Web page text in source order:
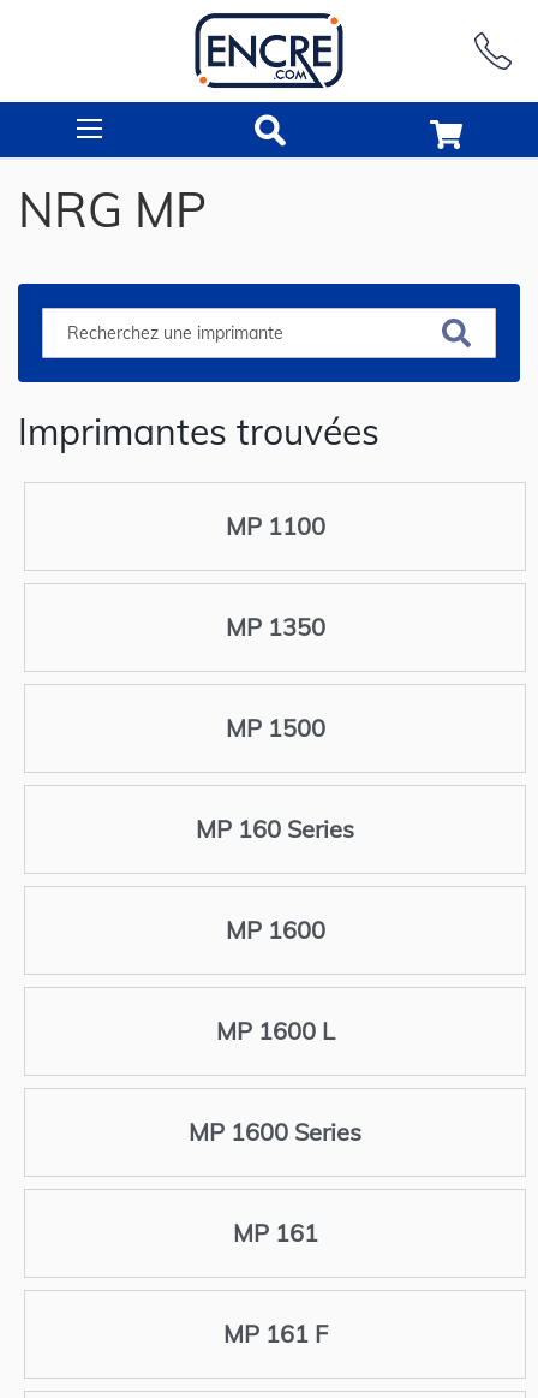
NRG MP
Imprimantes trouvées
MP 1100
MP 1350
MP 1500
MP 160 Series
MP 1600
MP 1600 L
MP 1600 Series
MP 161
MP 161 F